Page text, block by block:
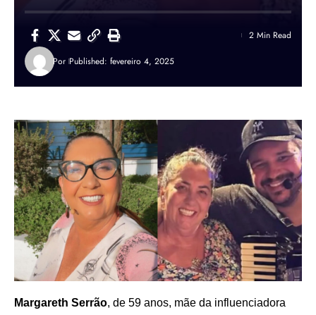
Por Published: fevereiro 4, 2025
2 Min Read
Margareth Serrão, de 59 anos, mãe da influenciadora